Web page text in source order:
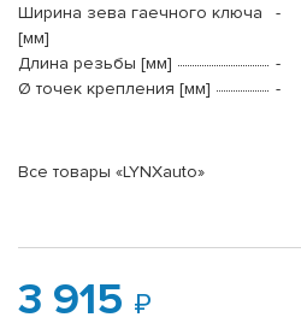
Ширина зева гаечного ключа
[мм]
-
Длина резьбы [мм]
-
Ø точек крепления [мм]
-
Все товары «LYNXauto»
3 915